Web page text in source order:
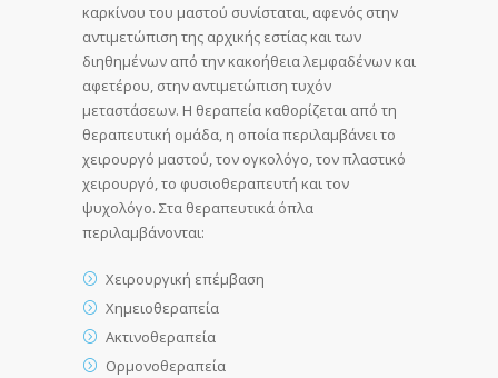
καρκίνου του μαστού συνίσταται, αφενός στην
αντιμετώπιση της αρχικής εστίας και των
διηθημένων από την κακοήθεια λεμφαδένων και
αφετέρου, στην αντιμετώπιση τυχόν
μεταστάσεων. Η θεραπεία καθορίζεται από τη
θεραπευτική ομάδα, η οποία περιλαμβάνει το
χειρουργό μαστού, τον ογκολόγο, τον πλαστικό
χειρουργό, το φυσιοθεραπευτή και τον
ψυχολόγο. Στα θεραπευτικά όπλα
περιλαμβάνονται:
Χειρουργική επέμβαση
Χημειοθεραπεία
Ακτινοθεραπεία
Ορμονοθεραπεία